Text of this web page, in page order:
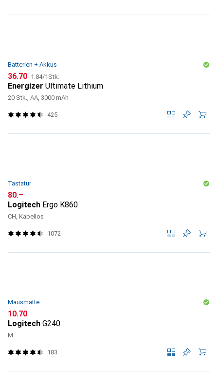
Batterien + Akkus
CHF
36.70 CHF
1.84/1Stk.
Energizer Ultimate Lithium
20 Stk., AA, 3000 mAh
425
Tastatur
CHF
80.–
Logitech Ergo K860
CH, Kabellos
1072
Mausmatte
CHF
10.70
Logitech G240
M
183